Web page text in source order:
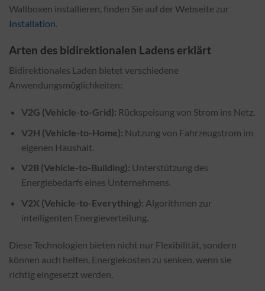
Wallboxen installieren, finden Sie auf der Webseite zur
Installation.
Arten des bidirektionalen Ladens erklärt
Bidirektionales Laden bietet verschiedene
Anwendungsmöglichkeiten:
V2G (Vehicle-to-Grid): Rückspeisung von Strom ins Netz.
V2H (Vehicle-to-Home): Nutzung von Fahrzeugstrom im
eigenen Haushalt.
V2B (Vehicle-to-Building): Unterstützung des
Energiebedarfs eines Unternehmens.
V2X (Vehicle-to-Everything): Algorithmen zur
intelligenten Energieverteilung.
Diese Technologien bieten nicht nur Flexibilität, sondern
können auch helfen, Energiekosten zu senken, wenn sie
richtig eingesetzt werden.